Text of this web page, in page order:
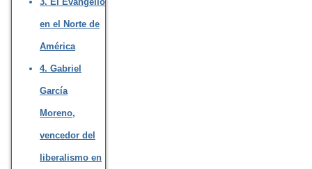
en el Norte de
América
4. Gabriel
García
Moreno,
vencedor del
liberalismo en